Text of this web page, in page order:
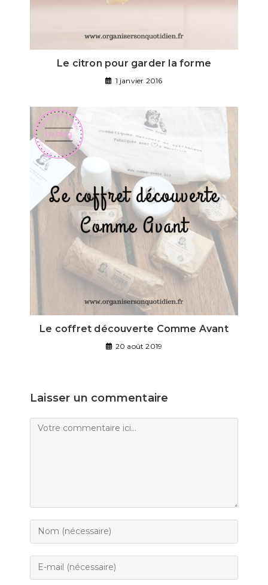
Le citron pour garder la forme
1 janvier 2016
Le coffret découverte Comme Avant
20 août 2019
Laisser un commentaire
Comment
Enter
your
name
Enter
your